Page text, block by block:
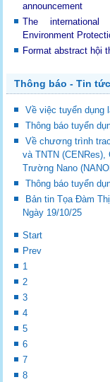
announcement
The international
Environment
Format abstract hội
Thông báo - Tin tức
Về việc tuyển dụng
Thông báo tuyển
Về chương trình
và TNTN (CENRes),
Trường Nano
Thông báo tuyển
Bản tin Tọa Đàm
Ngày 19/10/25
Start
Prev
1
2
3
4
5
6
7
8